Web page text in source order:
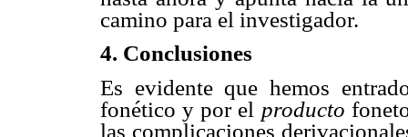
camino para el investigador.
4. Conclusiones
Es evidente que hemos
fonético y por el producto
las complicaciones